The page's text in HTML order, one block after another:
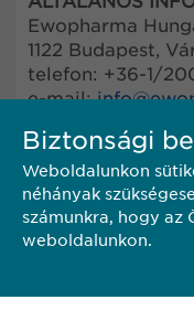
Ewopharma
1122 Budapest,
telefon: +36-1/
e-mail:info@
Amennyiben
nemkívánatos
késedelem
jelentse be:
töltse ki ezt a
Biztonsági
Weboldalunkon
néhányak
számunkra, hogy az
weboldalunkon.